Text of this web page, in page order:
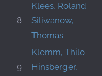
8
Klees, Roland
Siliwanow,
Thomas
9
Klemm, Thilo
Hinsberger,